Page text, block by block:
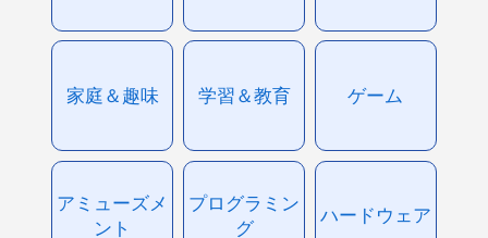
家庭＆趣味 学習＆教育 ゲーム
アミューズメ
ント
プログラミン
グ
ハードウェア